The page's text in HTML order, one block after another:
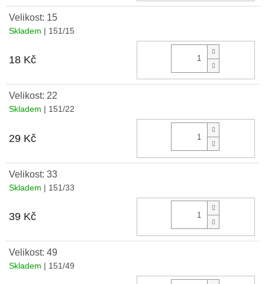
Velikost: 15
Skladem | 151/15
18 Kč
Velikost: 22
Skladem | 151/22
29 Kč
Velikost: 33
Skladem | 151/33
39 Kč
Velikost: 49
Skladem | 151/49